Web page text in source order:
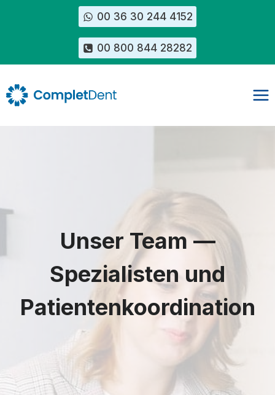
00 36 30 244 4152
00 800 844 28282
Unser Team —
Spezialisten und
Patientenkoordination